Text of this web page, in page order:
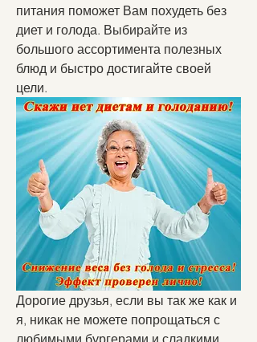
питания поможет Вам похудеть без
диет и голода. Выбирайте из
большого ассортимента полезных
блюд и быстро достигайте своей
цели.
Дорогие друзья, если вы так же как и
я, никак не можете попрощаться с
любимыми бургерами и сладкими